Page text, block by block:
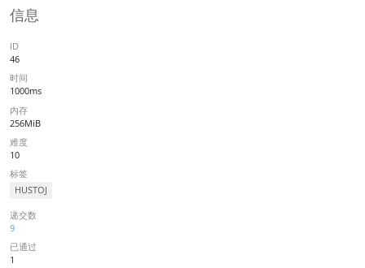
信息
ID
46
时间
1000ms
内存
256MiB
难度
10
标签
HUSTOJ
递交数
9
已通过
1